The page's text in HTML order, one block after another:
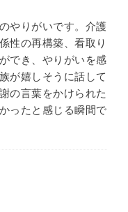
やりがいです。介護
性の再構築、看取り
でき、やりがいを感
が嬉しそうに話して
の言葉をかけられた
ったと感じる瞬間で